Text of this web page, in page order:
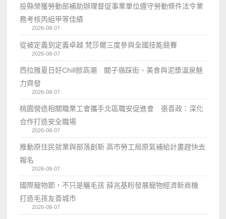
投縣榮獲勞動部補助辦理督促事業單位遵守勞動條件法令業
務考核丙組甲等佳績
2026-08-07
從被定義到定義卓越 梵莎爾三度參與全國技能競賽
2026-08-07
西拉雅夏日好Chill掀高潮 關子嶺踩街、美食與泥漿溫泉魅
力齊發
2026-08-07
桃園營造相關職業工會攜手北區職安促進會 張善政：深化
合作打造安全職場
2026-08-07
推動原住民就業與部落創新 高市勞工局原氣補給計畫趕快去
報名
2026-08-07
國際寵物節，不只是曬毛孩 薛兆基盼發展寵物經濟新商機
打造毛孩友善城市
2026-08-07